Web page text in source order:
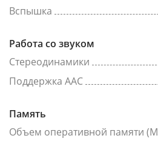
Вспышка
Работа со звуком
Стереодинамики
Поддержка AAC
Память
Объем оперативной памяти